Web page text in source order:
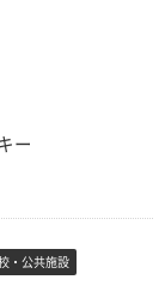
ー
・公共施設